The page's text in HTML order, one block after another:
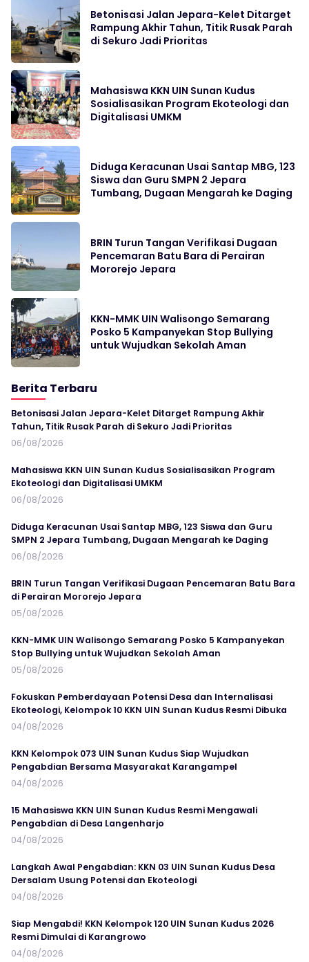
Betonisasi Jalan Jepara-Kelet Ditarget
Rampung Akhir Tahun, Titik Rusak Parah
di Sekuro Jadi Prioritas
Mahasiswa KKN UIN Sunan Kudus
Sosialisasikan Program Ekoteologi dan
Digitalisasi UMKM
Diduga Keracunan Usai Santap MBG, 123
Siswa dan Guru SMPN 2 Jepara
Tumbang, Dugaan Mengarah ke Daging
BRIN Turun Tangan Verifikasi Dugaan
Pencemaran Batu Bara di Perairan
Mororejo Jepara
KKN-MMK UIN Walisongo Semarang
Posko 5 Kampanyekan Stop Bullying
untuk Wujudkan Sekolah Aman
Berita Terbaru
Betonisasi Jalan Jepara-Kelet Ditarget Rampung Akhir
Tahun, Titik Rusak Parah di Sekuro Jadi Prioritas
06/08/2026
Mahasiswa KKN UIN Sunan Kudus Sosialisasikan Program
Ekoteologi dan Digitalisasi UMKM
06/08/2026
Diduga Keracunan Usai Santap MBG, 123 Siswa dan Guru
SMPN 2 Jepara Tumbang, Dugaan Mengarah ke Daging
06/08/2026
BRIN Turun Tangan Verifikasi Dugaan Pencemaran Batu Bara
di Perairan Mororejo Jepara
05/08/2026
KKN-MMK UIN Walisongo Semarang Posko 5 Kampanyekan
Stop Bullying untuk Wujudkan Sekolah Aman
05/08/2026
Fokuskan Pemberdayaan Potensi Desa dan Internalisasi
Ekoteologi, Kelompok 10 KKN UIN Sunan Kudus Resmi Dibuka
04/08/2026
KKN Kelompok 073 UIN Sunan Kudus Siap Wujudkan
Pengabdian Bersama Masyarakat Karangampel
04/08/2026
15 Mahasiswa KKN UIN Sunan Kudus Resmi Mengawali
Pengabdian di Desa Langenharjo
04/08/2026
Langkah Awal Pengabdian: KKN 03 UIN Sunan Kudus Desa
Dersalam Usung Potensi dan Ekoteologi
04/08/2026
Siap Mengabdi! KKN Kelompok 120 UIN Sunan Kudus 2026
Resmi Dimulai di Karangrowo
04/08/2026